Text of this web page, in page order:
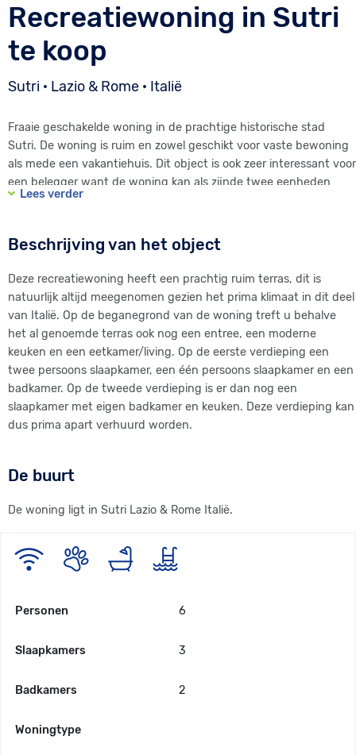
Recreatiewoning in Sutri
te koop
Sutri · Lazio & Rome · Italië
Fraaie geschakelde woning in de prachtige historische stad
Sutri. De woning is ruim en zowel geschikt voor vaste bewoning
als mede een vakantiehuis. Dit object is ook zeer interessant voor
een belegger want de woning kan als zijnde twee eenheden
verhuurd worden. Maar is dus ook ideaal om tijdens uw verblijf
isolatie, dubbele beglazing, etcetra. Als u meer wilt weten kunt u
contact opnemen met de eigenaar. Doe dit bij voorkeur in het
Italiaans of Engels want de verkoper is afkomstig uit Italië.
Lees verder
Beschrijving van het object
Deze recreatiewoning heeft een prachtig ruim terras, dit is
natuurlijk altijd meegenomen gezien het prima klimaat in dit deel
van Italië. Op de beganegrond van de woning treft u behalve
het al genoemde terras ook nog een entree, een moderne
keuken en een eetkamer/living. Op de eerste verdieping een
twee persoons slaapkamer, een één persoons slaapkamer en een
badkamer. Op de tweede verdieping is er dan nog een
slaapkamer met eigen badkamer en keuken. Deze verdieping kan
dus prima apart verhuurd worden.
De buurt
De woning ligt in Sutri Lazio & Rome Italië.
Personen 6
Slaapkamers 3
Badkamers 2
Woningtype